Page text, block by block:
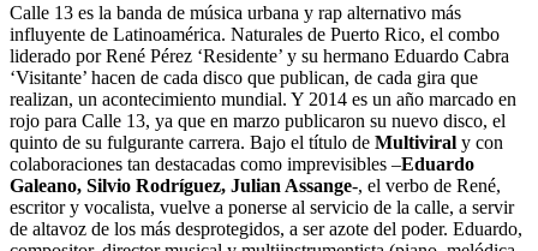
Calle 13 es la banda de música urbana y rap alternativo más
influyente de Latinoamérica. Naturales de Puerto Rico, el combo
liderado por René Pérez ‘Residente’ y su hermano Eduardo Cabra
‘Visitante’ hacen de cada disco que publican, de cada gira que
realizan, un acontecimiento mundial. Y 2014 es un año marcado en
rojo para Calle 13, ya que en marzo publicaron su nuevo disco, el
quinto de su fulgurante carrera. Bajo el título de Multiviral y con
colaboraciones tan destacadas como imprevisibles –Eduardo
Galeano, Silvio Rodríguez, Julian Assange-, el verbo de René,
escritor y vocalista, vuelve a ponerse al servicio de la calle, a servir
de altavoz de los más desprotegidos, a ser azote del poder. Eduardo,